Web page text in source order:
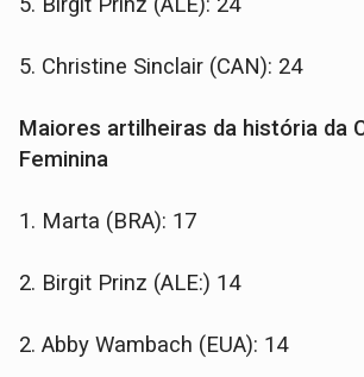
5. Christine Sinclair (CAN): 24
Maiores artilheiras da história da
Feminina
1. Marta (BRA): 17
2. Birgit Prinz (ALE:) 14
2. Abby Wambach (EUA): 14